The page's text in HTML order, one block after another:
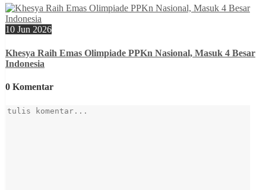
10 Jun 2026
Khesya Raih Emas Olimpiade PPKn Nasional, Masuk 4 Besar
Indonesia
0 Komentar